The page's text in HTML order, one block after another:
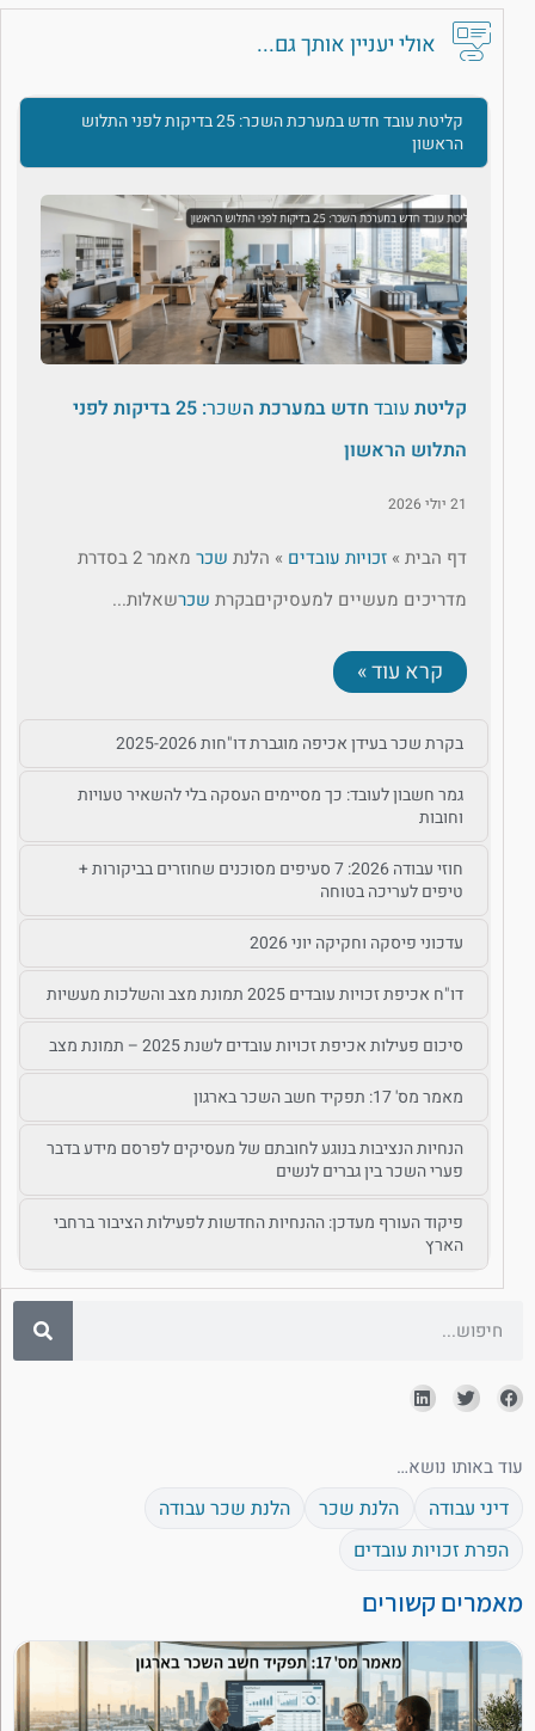
עוד באותו נושא…
דיני עבודה הלנת שכר
הלנת שכר עבודה
הפרת זכויות עובדים
מאמרים קשורים
אולי יעניין אותך גם...
קליטת עובד חדש במערכת השכר: 25 בדיקות לפני התלוש
הראשון
קליטתעובדחדש במערכת השכר
: 25 בדיקות לפני
התלוש הראשון
21 יולי 2026
דף הבית »זכויות עובדים» הלנתשכר
מאמר 2 בסדרת
מדריכים מעשיים למעסיקיםבקרתשכרשאלות...
קרא עוד »
בקרת שכר בעידן אכיפה מוגברת דו"חות 2025-2026
גמר חשבון לעובד: כך מסיימים העסקה בלי להשאיר טעויות
וחובות
חוזי עבודה 2026: 7 סעיפים מסוכנים שחוזרים בביקורות +
טיפים לעריכה בטוחה
עדכוני פיסקה וחקיקה יוני 2026
דו"ח אכיפת זכויות עובדים 2025 תמונת מצב והשלכות מעשיות
סיכום פעילות אכיפת זכויות עובדים לשנת 2025 – תמונת מצב
מאמר מס' 17: תפקיד חשב השכר בארגון
הנחיות הנציבות בנוגע לחובתם של מעסיקים לפרסם מידע בדבר
פערי השכר בין גברים לנשים
פיקוד העורף מעדכן: ההנחיות החדשות לפעילות הציבור ברחבי
הארץ